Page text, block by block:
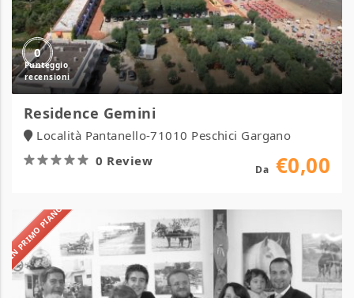
0
Residence Gemini
Località Pantanello-71010 Peschici Gargano
0 Review
Da €0,00
IN PRIMO PIANO
Masseria
Sant’Andrea